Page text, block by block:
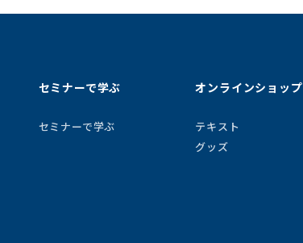
セミナーで学ぶ
セミナーで学ぶ
オンラインショップ
テキスト
グッズ